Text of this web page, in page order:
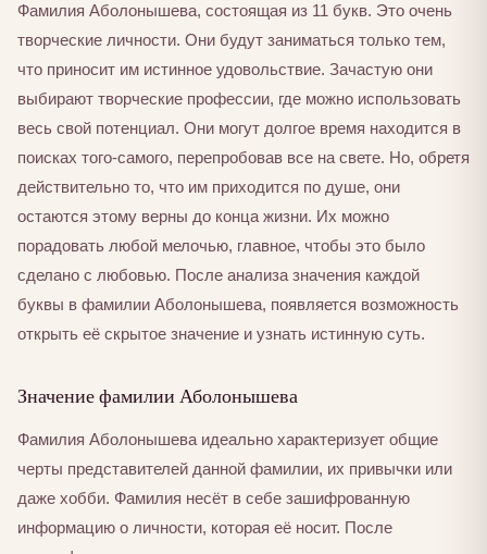
Фамилия Аболонышева, состоящая из 11 букв. Это очень
творческие личности. Они будут заниматься только тем,
что приносит им истинное удовольствие. Зачастую они
выбирают творческие профессии, где можно использовать
весь свой потенциал. Они могут долгое время находится в
поисках того-самого, перепробовав все на свете. Но, обретя
действительно то, что им приходится по душе, они
остаются этому верны до конца жизни. Их можно
порадовать любой мелочью, главное, чтобы это было
сделано с любовью. После анализа значения каждой
буквы в фамилии Аболонышева, появляется возможность
открыть её скрытое значение и узнать истинную суть.
Значение фамилии Аболонышева
Фамилия Аболонышева идеально характеризует общие
черты представителей данной фамилии, их привычки или
даже хобби. Фамилия несёт в себе зашифрованную
информацию о личности, которая её носит. После